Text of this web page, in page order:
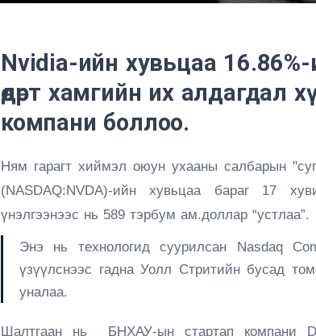
Nvidia-ийн хувьцаа
өдөрт хамгийн их алдагдал
компани боллоо.
Ням гарагт хиймэл оюун ухааны салбарын
(NASDAQ:NVDA)-ийн хувьцаа бараг 17
үнэлгээнээс нь 589 тэрбум ам.доллар “устлаа”.
Энэ нь технологид суурилсан Nasdaq
үзүүлснээс гадна Уолл Стритийн бусад
уналаа.
Шалтгаан нь БНХАУ-ын стартап компани